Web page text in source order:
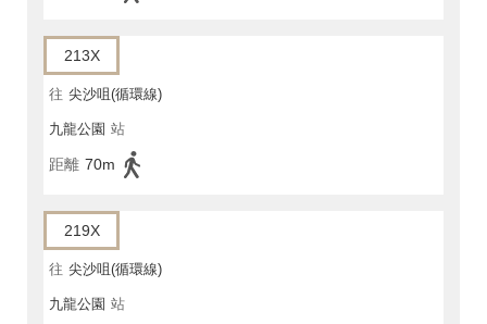
213X
往 尖沙咀(循環線)
九龍公園 站
距離 70m
219X
往 尖沙咀(循環線)
九龍公園 站